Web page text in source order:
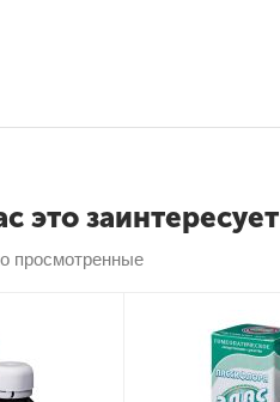
это заинтересует
просмотренные